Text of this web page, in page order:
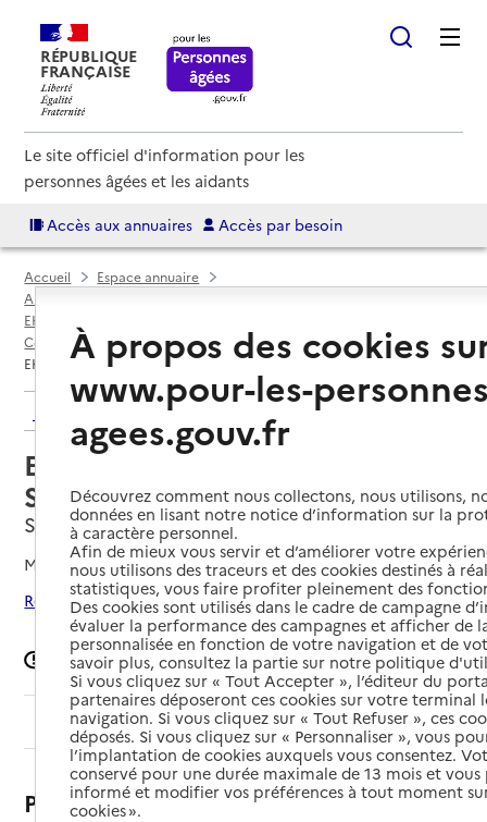
RÉPUBLIQUE
FRANÇAISE
Le site officiel d'information pour les
personnes âgées et les aidants
Accès aux annuaires Accès par besoin
Accueil
Espace annuaire
Annuaire EHPAD et maisons de retraite
EHPAD par département
Collectivité européenne d'Alsace (6AE)
Schiltigheim
EHPAD Saint-Charles Schiltigheim
Retour aux résultats de l'annuaire
EHPAD Saint-Charles
Schiltigheim
Schiltigheim, BAS-RHIN
Mis à jour le08/07/2026
Rechercher les établissements autour de Schiltigheim
Signaler une erreur
Sommaire
Présentation
À propos des cookies
www.pour-les-
agees.gouv.fr
Découvrez comment nous collectons, nous utilisons,
données en lisant notre notice d’information sur la
à caractère personnel.
Afin de mieux vous servir et d’améliorer votre
nous utilisons des traceurs et des cookies destinés à
statistiques, vous faire profiter pleinement des
Des cookies sont utilisés dans le cadre de campagne
évaluer la performance des campagnes et afficher de
personnalisée en fonction de votre navigation et de
savoir plus, consultez la partie sur notre politique
Si vous cliquez sur « Tout Accepter », l’éditeur du
partenaires déposeront ces cookies sur votre terminal
navigation. Si vous cliquez sur « Tout Refuser », ces
déposés. Si vous cliquez sur « Personnaliser », vous
l’implantation de cookies auxquels vous consentez.
conservé pour une durée maximale de 13 mois et
informé et modifier vos préférences à tout moment
cookies ».